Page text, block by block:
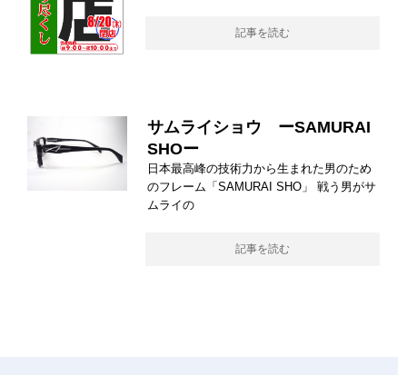
記事を読む
サムライショウ ーSAMURAI
SHOー
日本最高峰の技術力から生まれた男のため
のフレーム「SAMURAI SHO」 戦う男がサ
ムライの
記事を読む